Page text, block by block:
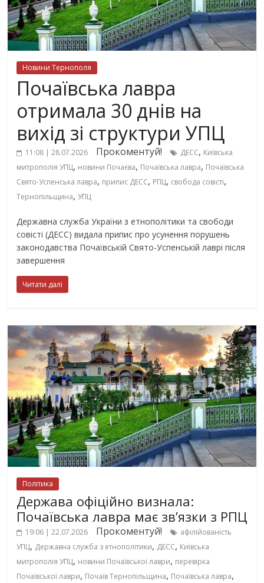
Новини Тернополя
Почаївська лавра
отримала 30 днів на
вихід зі структури УПЦ
11:08 | 28.07.2026 Прокоментуй! ДЕСС, Київська
митрополія УПЦ, новини Почаєва, Почаївська лавра, Почаївська
Свято-Успенська лавра, припис ДЕСС, РПЦ, свобода совісті,
Тернопільщина, УПЦ
Державна служба України з етнополітики та свободи
совісті (ДЕСС) видала припис про усунення порушень
законодавства Почаївській Свято-Успенській лаврі після
завершення
Читати далі
Політика
Держава офіційно визнала:
Почаївська лавра має зв’язки з РПЦ
19:06 | 22.07.2026 Прокоментуй!
афілійованість
УПЦ, Державна служба з етнополітики, ДЕСС, Київська
митрополія УПЦ, новини Почаївської лаври, перевірка
Почаївської лаври, Почаїв Тернопільщина, Почаївська лавра,